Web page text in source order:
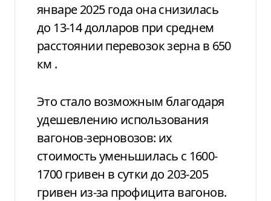
январе 2025 года она снизилась
до 13-14 долларов при среднем
расстоянии перевозок зерна в 650
км .
Это стало возможным благодаря
удешевлению использования
вагонов-зерновозов: их
стоимость уменьшилась с 1600-
1700 гривен в сутки до 203-205
гривен из-за профицита вагонов.